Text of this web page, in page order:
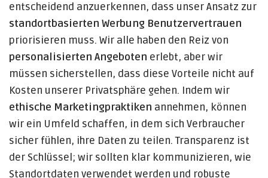
entscheidend anzuerkennen, dass unser Ansatz zur
standortbasierten Werbung Benutzervertrauen
priorisieren muss. Wir alle haben den Reiz von
personalisierten Angeboten erlebt, aber wir
müssen sicherstellen, dass diese Vorteile nicht auf
Kosten unserer Privatsphäre gehen. Indem wir
ethische Marketingpraktiken annehmen, können
wir ein Umfeld schaffen, in dem sich Verbraucher
sicher fühlen, ihre Daten zu teilen. Transparenz ist
der Schlüssel; wir sollten klar kommunizieren, wie
Standortdaten verwendet werden und robuste